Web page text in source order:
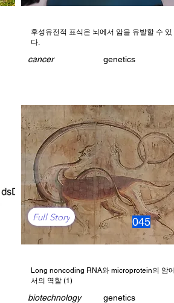
후성유전적 표식은 뇌에서 암을 유발할 수 있
다.
cancer genetics
045
Full Story
Long noncoding RNA와 microprotein의 암에
서의 역할 (1)
biotechnology genetics